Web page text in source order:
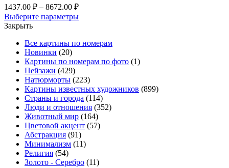
товара.
1437.00 ₽ – 8672.00 ₽Диапазон
цен:
8672.00 ₽
Выберите параметрыЭтот
несколько
Опции
выбрать
на
странице
товара.
Закрыть
Все картины по номерам
Новинки (20)
Картины по номерам по фото (1)
Пейзажи (429)
Натюрморты (223)
Картины известных художников (899)
Страны и города (114)
Люди и отношения (352)
Животный мир (164)
Цветовой акцент (57)
Абстракция (91)
Минимализм (11)
Религия (54)
Золото - Серебро (11)